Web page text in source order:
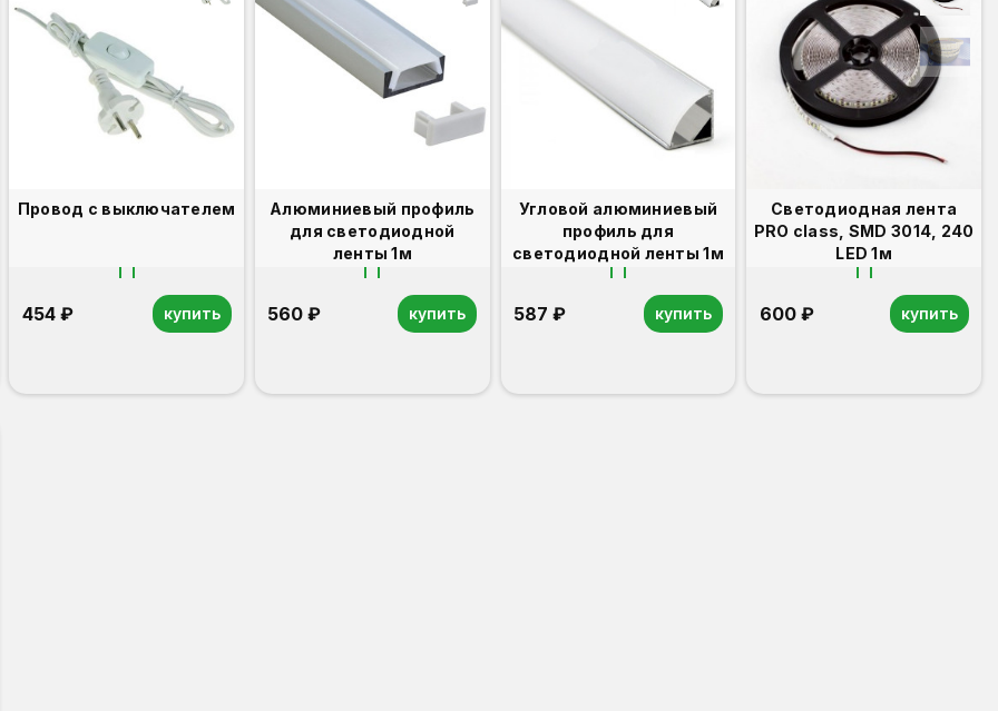
Провод с выключателем
454 ₽ купить
Алюминиевый профиль
для светодиодной
ленты 1м
560 ₽ купить
Угловой алюминиевый
профиль для
светодиодной ленты 1м
587 ₽ купить
Светодиодная лента
PRO class, SMD 3014, 240
LED 1м
600 ₽ купить